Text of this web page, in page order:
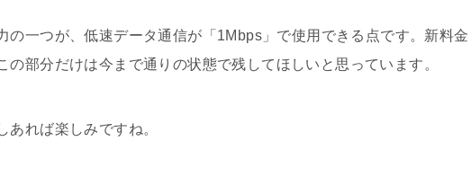
の一つが、低速データ通信が「1Mbps」で使用できる点です。新料金
の部分だけは今まで通りの状態で残してほしいと思っています。
あれば楽しみですね。